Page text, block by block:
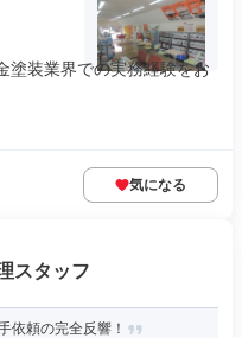
塗装業界での実務​経験をお
気になる
スタッフ
依頼の完全反響！